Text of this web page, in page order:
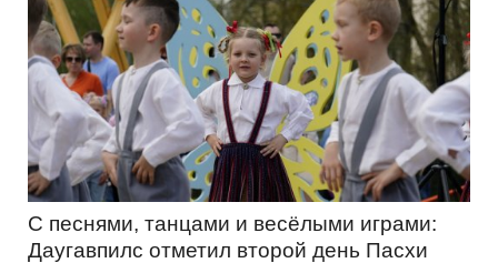
С песнями, танцами и весёлыми играми:
Даугавпилс отметил второй день Пасхи